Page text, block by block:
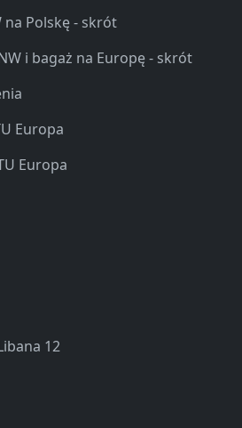
na Polskę - skrót
i bagaż na Europę - skrót
Europa
Europa
12